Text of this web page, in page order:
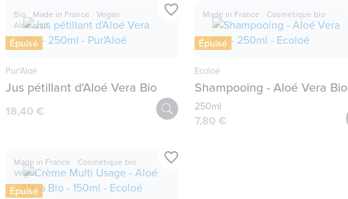
Bio Made in France
Vegan
Aloe actif
Épuisé
Pur'Aloé
Jus pétillant d'Aloé Vera Bio
18,40 €
favorite_border Made in France Cosmétique bio
Épuisé
Ecoloé
Shampooing - Aloé Vera Bio
250ml
7,80 €
Made in France
Cosmétique bio
Vegan
Épuisé
favorite_border